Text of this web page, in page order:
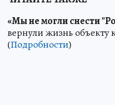
«Мы не могли снести
вернули жизнь объекту
(Подробности)